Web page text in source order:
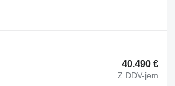
40.490 €
Z DDV-jem